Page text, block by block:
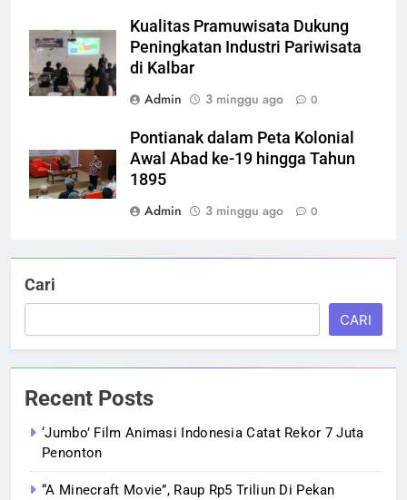
Kualitas Pramuwisata Dukung
Peningkatan Industri Pariwisata
di Kalbar
Admin
3 minggu ago 0
Pontianak dalam Peta Kolonial
Awal Abad ke-19 hingga Tahun
1895
Admin
3 minggu ago 0
Cari
CARI
Recent Posts
‘Jumbo’ Film Animasi Indonesia Catat Rekor 7 Juta
Penonton
“A Minecraft Movie”, Raup Rp5 Triliun Di Pekan